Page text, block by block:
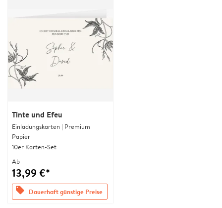
Tinte und Efeu
Einladungskarten | Premium
Papier
10er Karten-Set
Ab
13,99 €*
offers Dauerhaft günstige Preise